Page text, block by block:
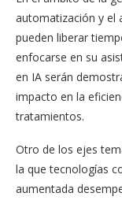
automatización y el
pueden liberar
enfocarse en su
en IA serán
impacto en la
tratamientos.
Otro de los ejes
la que tecnologías
aumentada